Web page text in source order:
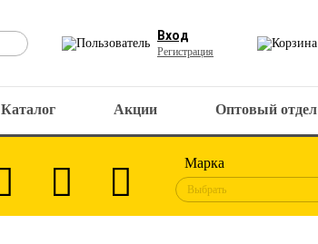
Вход
Регистрация
Каталог Акции Оптовый отдел
Марка
Выбрать